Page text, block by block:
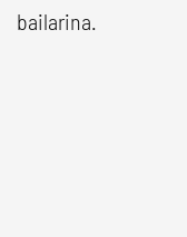
bailarina.